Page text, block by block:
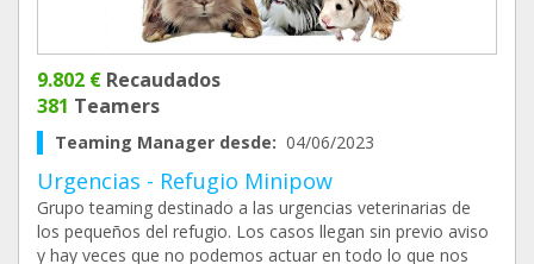
9.802 € Recaudados
381 Teamers
Teaming Manager desde: 04/06/2023
Urgencias - Refugio Minipow
Grupo teaming destinado a las urgencias veterinarias de
los pequeños del refugio. Los casos llegan sin previo aviso
y hay veces que no podemos actuar en todo lo que nos